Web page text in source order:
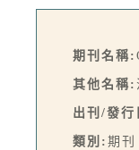
期刊名稱:
其他名稱:
出刊/發行
類別: 期刊